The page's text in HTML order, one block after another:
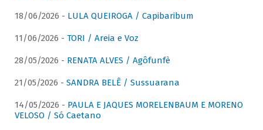
18/06/2026 - LULA QUEIROGA / Capibaribum
11/06/2026 - TORI / Areia e Voz
28/05/2026 - RENATA ALVES / Agôfunfè
21/05/2026 - SANDRA BELÊ / Sussuarana
14/05/2026 - PAULA E JAQUES MORELENBAUM E MORENO
VELOSO / Só Caetano